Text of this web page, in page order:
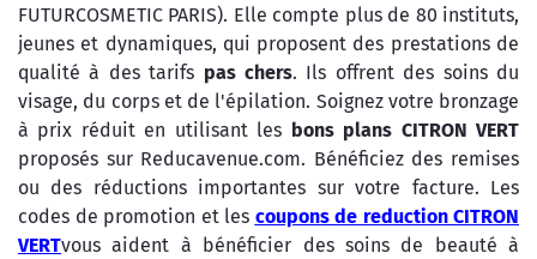
FUTURCOSMETIC PARIS). Elle compte plus de 80 instituts,
jeunes et dynamiques, qui proposent des prestations de
qualité à des tarifs pas chers. Ils offrent des soins du
visage, du corps et de l'épilation. Soignez votre bronzage
à prix réduit en utilisant les bons plans CITRON VERT
proposés sur Reducavenue.com. Bénéficiez des remises
ou des réductions importantes sur votre facture. Les
codes de promotion et les coupons de reduction CITRON
VERTvous aident à bénéficier des soins de beauté à